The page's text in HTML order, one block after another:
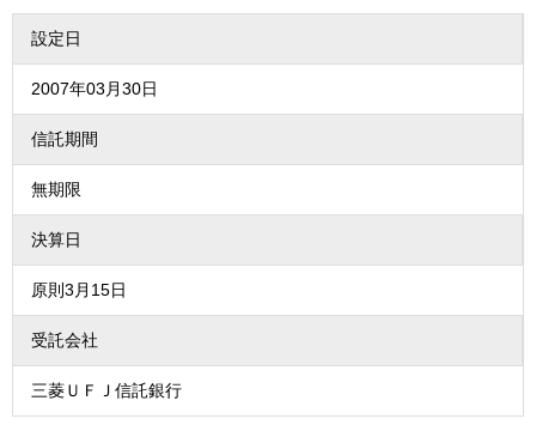
設定日
2007年03月30日
信託期間
無期限
決算日
原則3月15日
受託会社
三菱ＵＦＪ信託銀行